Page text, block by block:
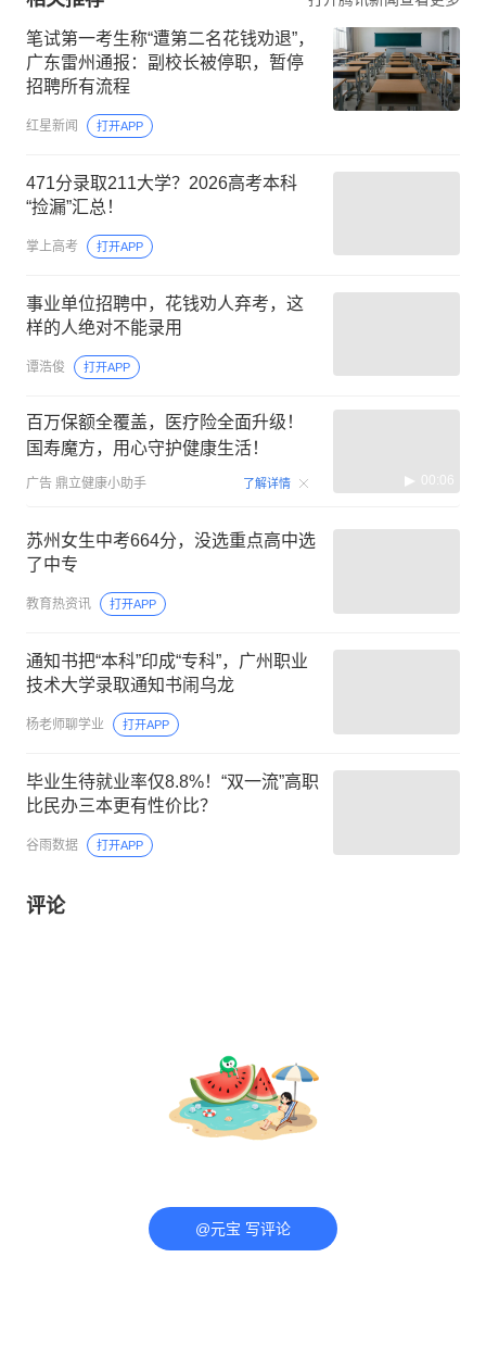
笔试第一考生称“遭第二名花钱劝退”，
广东雷州通报：副校长被停职，暂停
招聘所有流程
红星新闻 打开APP
471分录取211大学？2026高考本科
“捡漏”汇总！
掌上高考 打开APP
事业单位招聘中，花钱劝人弃考，这
样的人绝对不能录用
谭浩俊 打开APP
百万保额全覆盖，医疗险全面升级！
国寿魔方，用心守护健康生活！
广告 鼎立健康小助手 了解详情 00:06
苏州女生中考664分，没选重点高中选
了中专
教育热资讯 打开APP
通知书把“本科”印成“专科”，广州职业
技术大学录取通知书闹乌龙
杨老师聊学业 打开APP
毕业生待就业率仅8.8%！“双一流”高职
比民办三本更有性价比？
谷雨数据 打开APP
评论
@元宝 写评论